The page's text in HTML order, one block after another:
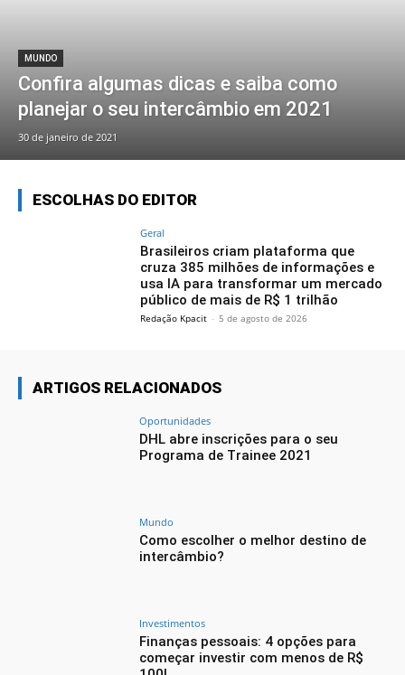
MUNDO
Confira algumas dicas e saiba como
planejar o seu intercâmbio em 2021
30 de janeiro de 2021
ESCOLHAS DO EDITOR
Geral
Brasileiros criam plataforma que
cruza 385 milhões de informações e
usa IA para transformar um mercado
público de mais de R$ 1 trilhão
Redação Kpacit - 5 de agosto de 2026
ARTIGOS RELACIONADOS
Oportunidades
DHL abre inscrições para o seu
Programa de Trainee 2021
Mundo
Como escolher o melhor destino de
intercâmbio?
Investimentos
Finanças pessoais: 4 opções para
começar investir com menos de R$